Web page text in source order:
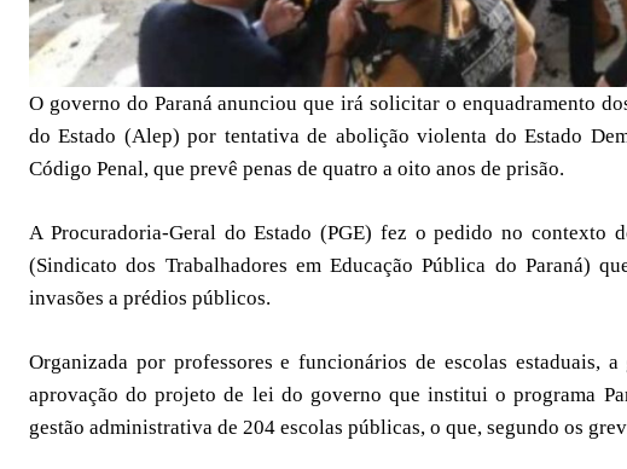
O governo do Paraná anunciou que irá solicitar o enquadramento
do Estado (Alep) por tentativa de abolição violenta do Estado
Código Penal, que prevê penas de quatro a oito anos de prisão.
A Procuradoria-Geral do Estado (PGE) fez o pedido no contexto
(Sindicato dos Trabalhadores em Educação Pública do Paraná)
invasões a prédios públicos.
Organizada por professores e funcionários de escolas
aprovação do projeto de lei do governo que institui o programa
gestão administrativa de 204 escolas públicas, o que, segundo os